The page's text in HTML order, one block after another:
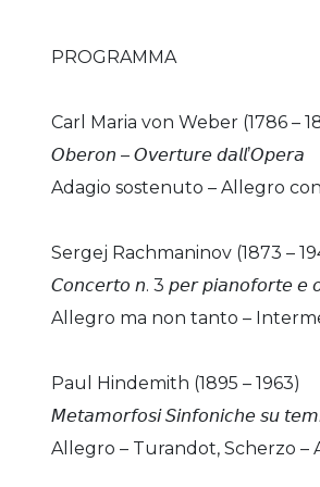
PROGRAMMA
Carl Maria von Weber (1786 –
𝘖𝘣𝘦𝘳𝘰𝘯 – 𝘖𝘷𝘦𝘳𝘵𝘶𝘳𝘦 𝘥𝘢𝘭𝘭’𝘖𝘱𝘦𝘳𝘢
Adagio sostenuto – Allegro
Sergej Rachmaninov (1873 –
𝘊𝘰𝘯𝘤𝘦𝘳𝘵𝘰 𝘯. 3 𝘱𝘦𝘳 𝘱𝘪𝘢𝘯𝘰𝘧𝘰𝘳𝘵𝘦 𝘦
Allegro ma non tanto –
Paul Hindemith (1895 – 1963)
𝘔𝘦𝘵𝘢𝘮𝘰𝘳𝘧𝘰𝘴𝘪 𝘚𝘪𝘯𝘧𝘰𝘯𝘪𝘤𝘩𝘦 𝘴𝘶
Allegro – Turandot, Scherzo –